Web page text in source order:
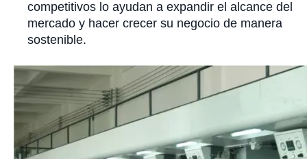
competitivos lo ayudan a expandir el alcance del
mercado y hacer crecer su negocio de manera
sostenible.